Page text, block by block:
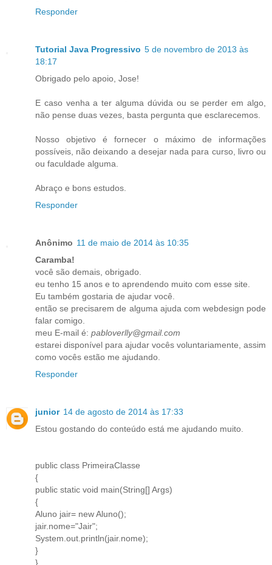
Responder
Tutorial Java Progressivo 5 de novembro de 2013 às
18:17
Obrigado pelo apoio, Jose!
E caso venha a ter alguma dúvida ou se perder em algo,
não pense duas vezes, basta pergunta que esclarecemos.
Nosso objetivo é fornecer o máximo de informações
possíveis, não deixando a desejar nada para curso, livro ou
ou faculdade alguma.
Abraço e bons estudos.
Responder
Anônimo 11 de maio de 2014 às 10:35
Caramba!
você são demais, obrigado.
eu tenho 15 anos e to aprendendo muito com esse site.
Eu também gostaria de ajudar você.
então se precisarem de alguma ajuda com webdesign pode
falar comigo.
meu E-mail é: pabloverlly@gmail.com
estarei disponível para ajudar vocês voluntariamente, assim
como vocês estão me ajudando.
Responder
junior 14 de agosto de 2014 às 17:33
Estou gostando do conteúdo está me ajudando muito.
public class PrimeiraClasse
{
public static void main(String[] Args)
{
Aluno jair= new Aluno();
jair.nome="Jair";
System.out.println(jair.nome);
}
}